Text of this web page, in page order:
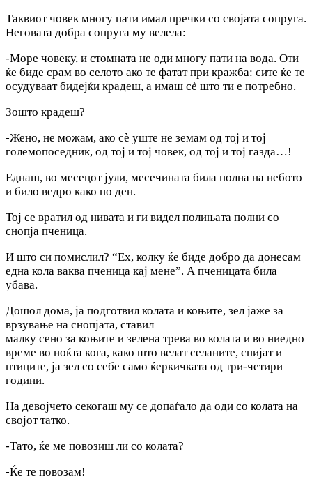
Таквиот човек многу пати имал пречки co својата сопруга.
Неговата добра сопруга му велела:
-Море човеку, и стомната не оди многу пати на вода. Оти
ќе биде срам во селото ако те фатат при кражба: сите ќе те
осудуваат бидејќи крадеш, a имаш сè што ти е потребно.
Зошто крадеш?
-Жено, не можам, ако сè уште не земам од тој и тој
големопоседник, од тој и тој човек, од тој и тој газда…!
Еднаш, во месецот јули, месечината била полна на небото
и било ведро како по ден.
Тој се вратил од нивата и ги видел полињата полни co
снопја пченица.
И што си помислил? “Ex, колку ќе биде добро да донесам
една кола ваква пченица кај мене”. А пченицата била
убава.
Дошол дома, ја подготвил колата и коњите, зел jаже за
врзување на снопјата, ставил
малку сено за коњите и зелена трева во колата и во ниедно
време во ноќта кога, како што велат селаните, спијат и
птиците, ја зел co себе само ќеркичката од три-четири
години.
На девојчето секогаш му се допаѓало да оди co колата на
својот татко.
-Тато, ќе ме повозиш ли co колата?
-Ќе те повозам!